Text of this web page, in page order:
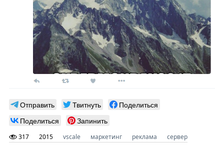
Отправить Твитнуть
Поделиться
Поделиться
Запинить
317 2015 vscale маркетинг реклама сервер